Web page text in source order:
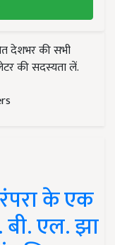
देशभर की सभी
की सदस्यता लें.
के एक
बी. एल. झा